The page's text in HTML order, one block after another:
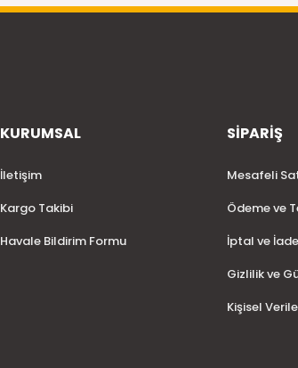
KURUMSAL
İletişim
Kargo Takibi
Havale Bildirim Formu
SİPARİŞ
Mesafeli
Ödeme ve
İptal ve
Gizlilik ve
Kişisel